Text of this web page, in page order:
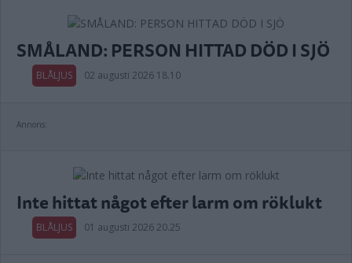
SMÅLAND: PERSON HITTAD DÖD I SJÖ
BLÅLJUS 02 augusti 2026 18.10
Annons:
Inte hittat något efter larm om röklukt
BLÅLJUS 01 augusti 2026 20.25